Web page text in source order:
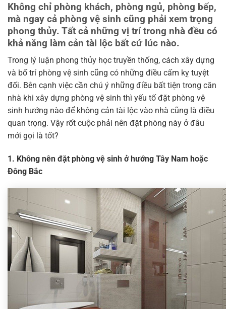
Không chỉ phòng khách, phòng ngủ, phòng bếp,
mà ngay cả phòng vệ sinh cũng phải xem trọng
phong thủy. Tất cả những vị trí trong nhà đều có
khả năng làm cản tài lộc bất cứ lúc nào.
Trong lý luận phong thủy học truyền thống, cách xây dựng
và bố trí phòng vệ sinh cũng có những điều cấm kỵ tuyệt
đối. Bên cạnh việc cần chú ý những điều bất tiện trong căn
nhà khi xây dựng phòng vệ sinh thì yếu tố đặt phòng vệ
sinh hướng nào để không cản tài lộc vào nhà cũng là điều
quan trọng. Vậy rốt cuộc phải nên đặt phòng này ở đâu
mới gọi là tốt?
1. Không nên đặt phòng vệ sinh ở hướng Tây Nam hoặc
Đông Bắc